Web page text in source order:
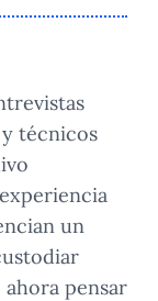
técnicos
un
pensar